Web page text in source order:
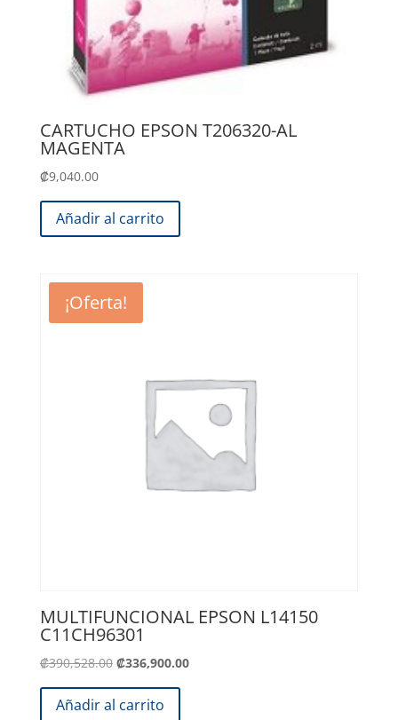
CARTUCHO EPSON T206320-AL
MAGENTA
₡9,040.00
Añadir al carrito
¡Oferta!
MULTIFUNCIONAL EPSON L14150
C11CH96301
₡390,528.00 El
original
₡336,900.00El
Añadir al carrito